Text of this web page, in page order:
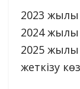
2023 жылы
2024 жылы
2025 жылы
жеткізу